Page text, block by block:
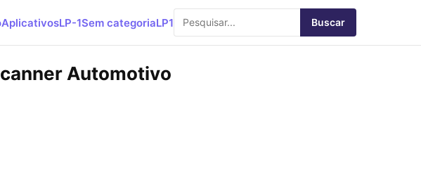
AplicativosLP-1Sem categoriaLP1 Buscar
Automotivo